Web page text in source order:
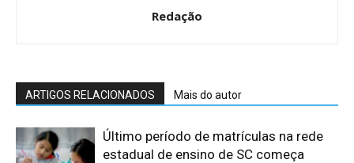
Redação
ARTIGOS RELACIONADOS Mais do autor
Último período de matrículas na rede
estadual de ensino de SC começa